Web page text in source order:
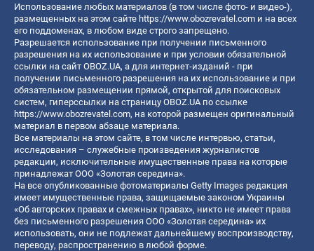
Использование любых материалов (в том числе фото- и видео-),
размещенных на этом сайте https://www.obozrevatel.com и на всех
его поддоменах, в любом виде строго запрещено.
Разрешается использование при получении письменного
разрешения на их использование и при условии обязательной
ссылки на сайт OBOZ.UA, а для интернет-изданий - при
получении письменного разрешения на их использование и при
обязательном размещении прямой, открытой для поисковых
систем, гиперссылки на страницу OBOZ.UA по ссылке
https://www.obozrevatel.com, на которой размещен оригинальный
материал в первом абзаце материала.
Все материалы на этом сайте, в том числе интервью, статьи,
исследования – служебные произведения журналистов
редакции, исключительные имущественные права на которые
принадлежат ООО «Золотая середина».
На все опубликованные фотоматериалы Getty Images редакция
имеет имущественные права, защищаемые законом Украины
«Об авторских правах и смежных правах», никто не имеет права
без письменного разрешения ООО «Золотая середина» их
использовать, они не подлежат дальнейшему воспроизводству,
переводу, распространению в любой форме.